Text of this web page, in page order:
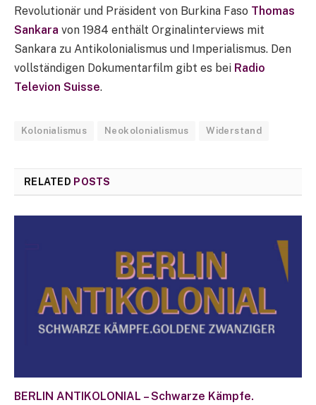
Revolutionär und Präsident von Burkina Faso Thomas
Sankara von 1984 enthält Orginalinterviews mit
Sankara zu Antikolonialismus und Imperialismus. Den
vollständigen Dokumentarfilm gibt es bei Radio
Televion Suisse.
Kolonialismus Neokolonialismus Widerstand
RELATED POSTS
BERLIN ANTIKOLONIAL – Schwarze Kämpfe.